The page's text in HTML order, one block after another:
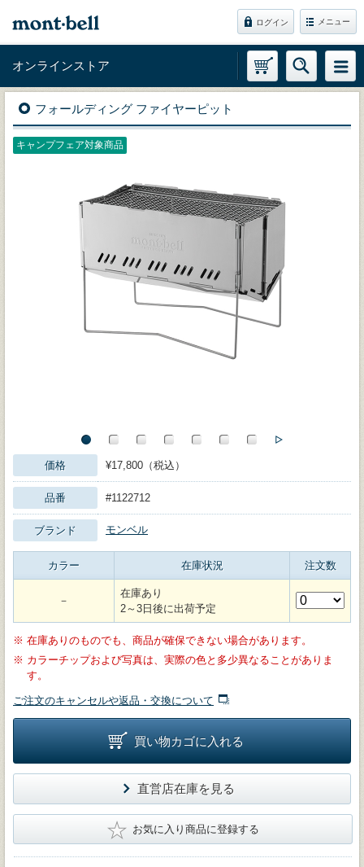
ログイン メニュー
オンラインストア
フォールディング ファイヤーピット
キャンプフェア対象商品
価格 ¥17,800（税込）
品番 #1122712
ブランド モンベル
カラー 在庫状況 注文数
－
在庫あり
2～3日後に出荷予定
※ 在庫ありのものでも、商品が確保できない場合があります。
※ カラーチップおよび写真は、実際の色と多少異なることがありま
す。
ご注文のキャンセルや返品・交換について
買い物カゴに入れる
直営店在庫を見る
★ お気に入り商品に登録する